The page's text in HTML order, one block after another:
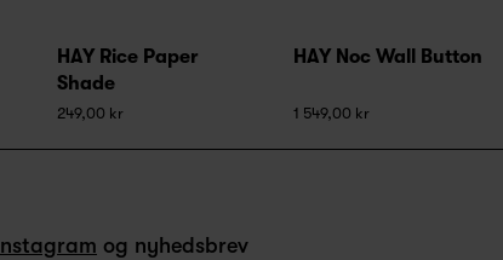
HAY Rice Paper
Shade
249,00 kr
HAY Noc Wall Button
1 549,00 kr
Instagram og nyhedsbrev